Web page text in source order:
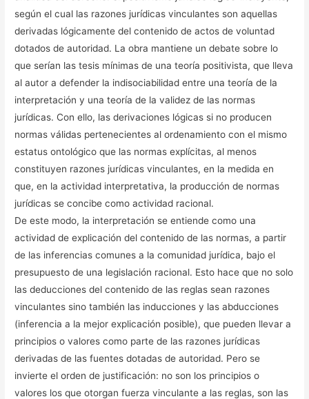
según el cual las razones jurídicas vinculantes son aquellas
derivadas lógicamente del contenido de actos de voluntad
dotados de autoridad. La obra mantiene un debate sobre lo
que serían las tesis mínimas de una teoría positivista, que lleva
al autor a defender la indisociabilidad entre una teoría de la
interpretación y una teoría de la validez de las normas
jurídicas. Con ello, las derivaciones lógicas si no producen
normas válidas pertenecientes al ordenamiento con el mismo
estatus ontológico que las normas explícitas, al menos
constituyen razones jurídicas vinculantes, en la medida en
que, en la actividad interpretativa, la producción de normas
jurídicas se concibe como actividad racional.
De este modo, la interpretación se entiende como una
actividad de explicación del contenido de las normas, a partir
de las inferencias comunes a la comunidad jurídica, bajo el
presupuesto de una legislación racional. Esto hace que no solo
las deducciones del contenido de las reglas sean razones
vinculantes sino también las inducciones y las abducciones
(inferencia a la mejor explicación posible), que pueden llevar a
principios o valores como parte de las razones jurídicas
derivadas de las fuentes dotadas de autoridad. Pero se
invierte el orden de justificación: no son los principios o
valores los que otorgan fuerza vinculante a las reglas, son las